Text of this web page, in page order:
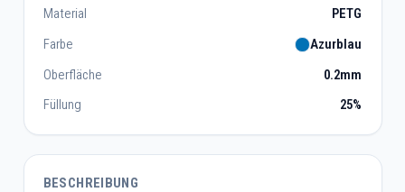
Material
PETG
Farbe
Azurblau
Oberfläche
0.2mm
Füllung
25%
BESCHREIBUNG